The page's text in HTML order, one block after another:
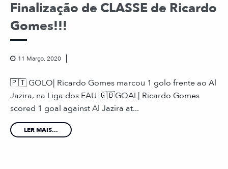
Finalização de CLASSE de Ricardo
Gomes!!!
11 Março, 2020
🇵🇹 GOLO| Ricardo Gomes marcou 1 golo frente ao Al
Jazira, na Liga dos EAU 🇬🇧GOAL| Ricardo Gomes
scored 1 goal against Al Jazira at...
LER MAIS...